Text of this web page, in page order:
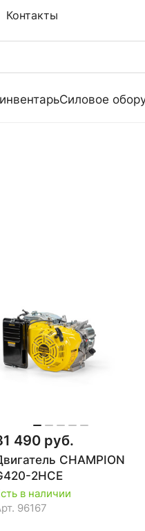
Контакты
Силовое
490 руб.
CHAMPION
2HCE
в наличии
96167